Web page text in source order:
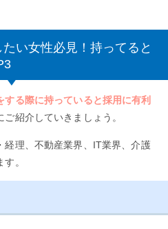
たい女性必見！持ってると
する際に持っていると採用に有利
ご紹介していきましょう。
経理、不動産業界、IT業界、介護
。